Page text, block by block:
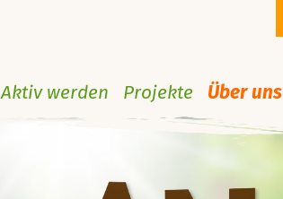
Aktiv werden Projekte Über uns